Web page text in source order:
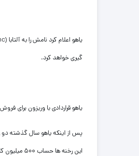
گیری خواهد کرد.
یاهو قراردادی با وریزون برای فروش
پس از اینکه یاهو سال گذشته دو
این رخنه ها حساب ۵۰۰ میلیون کاربر هک شد و در دومی، حساب بیش از یک میلیارد کاربر هک شد.